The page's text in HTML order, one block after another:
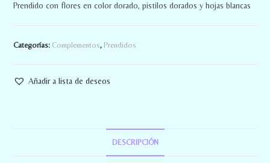
Prendido con flores en color dorado, pistilos dorados y hojas blancas
Categorías: Complementos, Prendidos
Añadir a lista de deseos
DESCRIPCIÓN